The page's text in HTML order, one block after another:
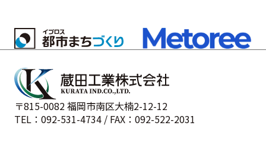
〒815-0082 福岡市南区大楠2-12-12
TEL：092-531-4734 / FAX：092-522-2031